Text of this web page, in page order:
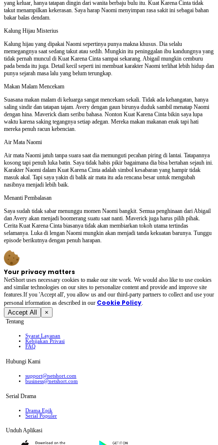
yang keluar, hanya tatapan dingin dari wanita berbaju bulu itu. Kuat Karena Cinta tidak
takut menampilkan kekerasan. Saya harap Naomi menyimpan rasa sakit ini sebagai bahan
bakar balas dendam.
Kalung Hijau Misterius
Kalung hijau yang dipakai Naomi sepertinya punya makna khusus. Dia selalu
memegangnya saat sedang takut atau sedih. Mungkin itu peninggalan ibu kandungnya yang
tidak pernah muncul di Kuat Karena Cinta sampai sekarang. Abigail mungkin cemburu
pada benda itu juga. Detail kecil seperti ini membuat karakter Naomi terlihat lebih hidup dan
punya sejarah masa lalu yang belum terungkap.
Makan Malam Mencekam
Suasana makan malam di keluarga sangat mencekam sekali. Tidak ada kehangatan, hanya
saling sindir dan tatapan tajam. Avery dengan gaun birunya duduk sambil menatap Naomi
dengan hina. Maverick diam seribu bahasa. Nonton Kuat Karena Cinta bikin saya lupa
waktu karena saking tegangnya setiap adegan. Mereka makan makanan enak tapi hati
mereka penuh racun kebencian.
Air Mata Naomi
Air mata Naomi jatuh tanpa suara saat dia memunguti pecahan piring di lantai. Tatapannya
kosong tapi penuh luka batin. Saya tidak habis pikir bagaimana dia bisa bertahan sejauh ini.
Karakter Naomi dalam Kuat Karena Cinta adalah simbol kesabaran yang hampir tidak
masuk akal. Tapi saya yakin di balik air mata itu ada rencana besar untuk mengubah
nasibnya menjadi lebih baik.
Menanti Pembalasan
Saya sudah tidak sabar menunggu momen Naomi bangkit. Semua penghinaan dari Abigail
dan Avery akan menjadi boomerang suatu saat nanti. Maverick juga harus pilih pihak.
Cerita Kuat Karena Cinta biasanya tidak akan membiarkan tokoh utama tertindas
selamanya. Luka di lengan Naomi mungkin akan menjadi tanda kekuatan barunya. Tunggu
episode berikutnya dengan penuh harapan.
Your privacy matters
NetShort uses necessary cookies to make our site work. We would also like to use cookies
and similar technologies on our sites to personalize content and provide and improve site
features.If you 'Accept all', you allow us and our third-party partners to collect and use your
personal irformation as described in our Cookie Policy.
Accept All ×
Tentang
Syarat Layanan
Kebijakan Privasi
FAQ
Hubungi Kami
support@netshort.com
business@netshort.com
Serial Drama
Drama Epik
Serial Populer
Unduh Aplikasi